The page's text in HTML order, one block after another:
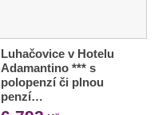
Luhačovice v Hotelu
Adamantino *** s
polopenzí či plnou
penzí…